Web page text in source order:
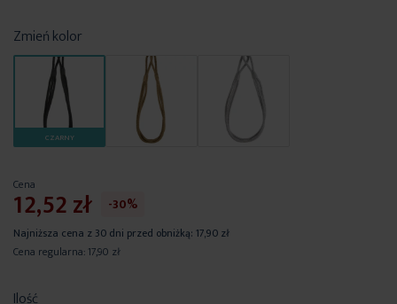
Zmień kolor
CZARNY
Ilość
Cena
12,52 zł -30%
Najniższa cena z 30 dni przed obniżką: 17,90 zł
Cena regularna: 17,90 zł